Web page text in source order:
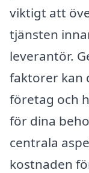
viktigt att
tjänsten
leverantör.
faktorer kan
företag och
för dina
centrala
kostnaden